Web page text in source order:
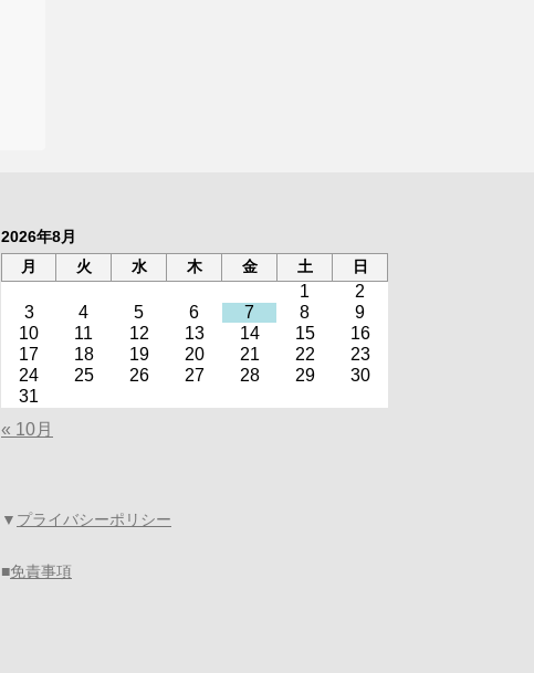
2026年8月
月
火 水 木 金 土 日
1
2
3
4 5 6 7 8
9
10
11 12 13 14 15
16
17
18 19 20 21 22
23
24
25 26 27 28 29
30
31
« 10月
▼ プライバシーポリシー
■免責事項